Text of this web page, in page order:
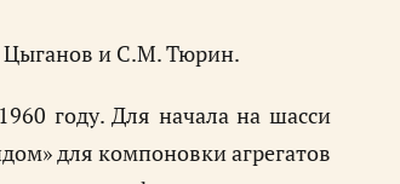
Цыганов и С.М. Тюрин.
году. Для начала на шасси
для компоновки агрегатов